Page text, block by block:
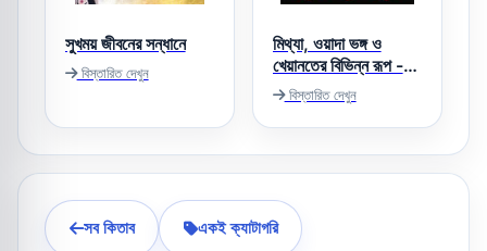
সুখময় জীবনের সন্ধানে
বিস্তারিত দেখুন
মিথ্যা, ওয়াদা ভঙ্গ ও
খেয়ানতের বিভিন্ন রূপ -
তাকী উসমানী
বিস্তারিত দেখুন
সব কিতাব একই ক্যাটাগরি